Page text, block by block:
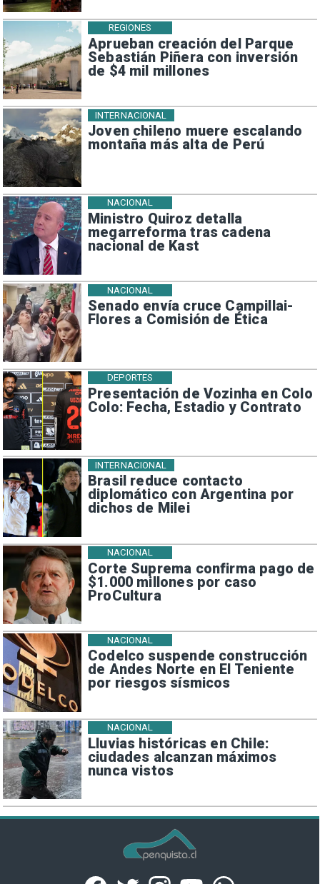
Aprueban creación del Parque
Sebastián Piñera con inversión
de $4 mil millones
REGIONES
Joven chileno muere escalando
montaña más alta de Perú
INTERNACIONAL
Ministro Quiroz detalla
megarreforma tras cadena
nacional de Kast
NACIONAL
Senado envía cruce Campillai-
Flores a Comisión de Ética
NACIONAL
Presentación de Vozinha en Colo
Colo: Fecha, Estadio y Contrato
DEPORTES
Brasil reduce contacto
diplomático con Argentina por
dichos de Milei
INTERNACIONAL
Corte Suprema confirma pago de
$1.000 millones por caso
ProCultura
NACIONAL
Codelco suspende construcción
de Andes Norte en El Teniente
por riesgos sísmicos
NACIONAL
Lluvias históricas en Chile:
ciudades alcanzan máximos
nunca vistos
NACIONAL